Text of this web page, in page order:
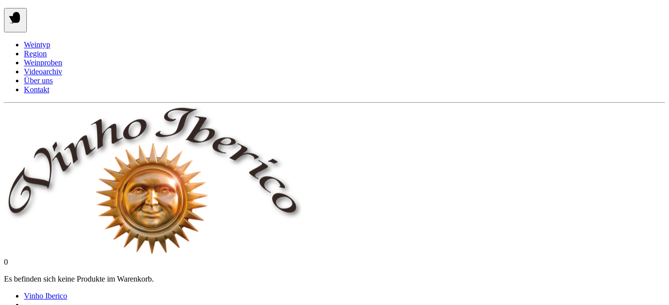
Weintyp
Region
Weinproben
Videoarchiv
Über uns
Kontakt
0
Es befinden sich keine Produkte im Warenkorb.
Vinho Iberico